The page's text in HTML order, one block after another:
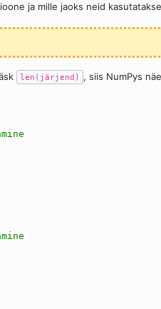
ja mille jaoks neid
len(järjend) , siis NumPys